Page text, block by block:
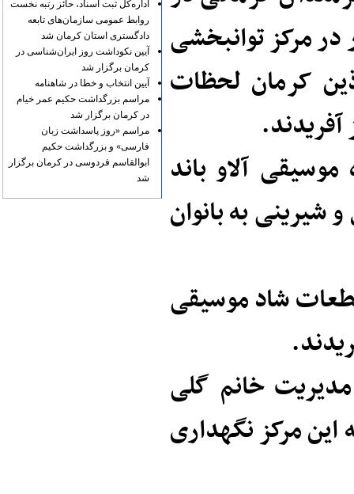
مرکز توانبخشی
کرمان لحظات
آلاو باند
به بانوان
شاد موسیقی
خانم گلی
ریال به این مرکز نگهداری
اداره‌کل ثبت اسناد، حائز رتبه نخست
روابط عمومی سازمان‌های تابعه
دادگستری استان کرمان شد
آیین نکوداشت روز ایران‌شناسی در
کرمان برگزار شد
آیین انتخاب و خطا در شاهنامه
مراسم بزرگداشت حکیم عمر خیام
در کرمان برگزار شد
مراسم «روز پاسداشت زبان
فارسی» و بزرگداشت حکیم
ابوالقاسم فردوسی در کرمان برگزار
شد